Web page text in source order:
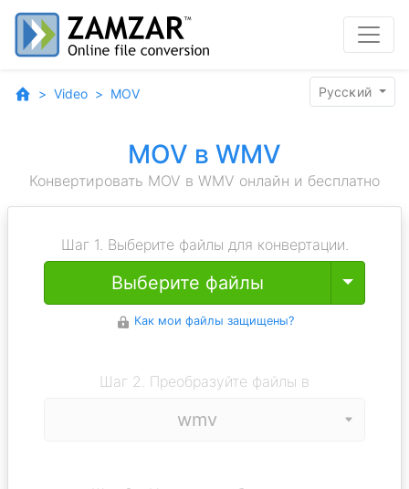
Video MOV Pyccĸий
MOV в WMV
Конвертировать MOV в WMV онлайн и бесплатно
Шаг 1. Выберите файлы для конвертации.
Выберите файлы Toggle
Как мои файлы защищены?
Шаг 2. Преобразуйте файлы в